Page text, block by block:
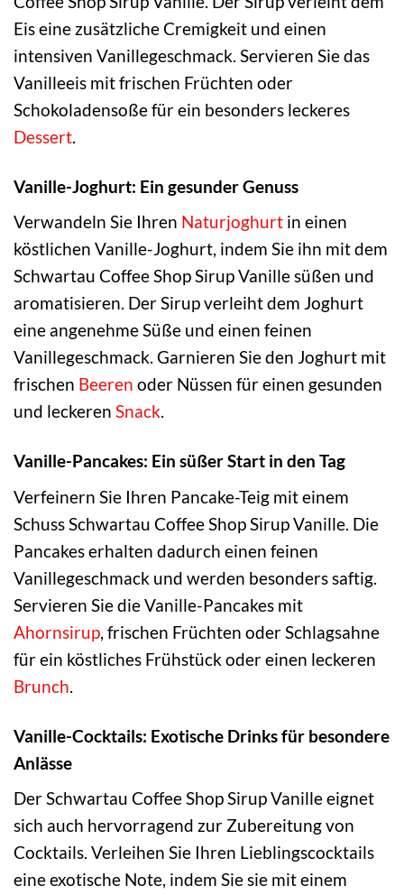
Eis eine zusätzliche Cremigkeit und einen
intensiven Vanillegeschmack. Servieren Sie das
Vanilleeis mit frischen Früchten oder
Schokoladensoße für ein besonders leckeres
Dessert.
Vanille-Joghurt: Ein gesunder Genuss
Verwandeln Sie Ihren Naturjoghurt in einen
köstlichen Vanille-Joghurt, indem Sie ihn mit dem
Schwartau Coffee Shop Sirup Vanille süßen und
aromatisieren. Der Sirup verleiht dem Joghurt
eine angenehme Süße und einen feinen
Vanillegeschmack. Garnieren Sie den Joghurt mit
frischen Beeren oder Nüssen für einen gesunden
und leckeren Snack.
Vanille-Pancakes: Ein süßer Start in den Tag
Verfeinern Sie Ihren Pancake-Teig mit einem
Schuss Schwartau Coffee Shop Sirup Vanille. Die
Pancakes erhalten dadurch einen feinen
Vanillegeschmack und werden besonders saftig.
Servieren Sie die Vanille-Pancakes mit
Ahornsirup, frischen Früchten oder Schlagsahne
für ein köstliches Frühstück oder einen leckeren
Brunch.
Vanille-Cocktails: Exotische Drinks für besondere
Anlässe
Der Schwartau Coffee Shop Sirup Vanille eignet
sich auch hervorragend zur Zubereitung von
Cocktails. Verleihen Sie Ihren Lieblingscocktails
eine exotische Note, indem Sie sie mit einem